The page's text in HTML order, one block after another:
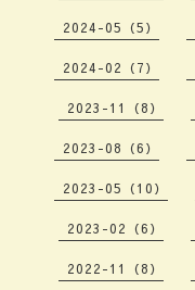
2024-05（5）
2024-02（7）
2023-11（8）
2023-08（6）
2023-05（10）
2023-02（6）
2022-11（8）